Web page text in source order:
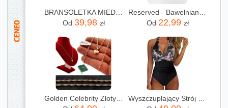
BRANSOLETKA MIEDZIANA COPPER 1089 SATTVA
Od 39,98 zł
Reserved - Bawełniane kolarki - czarny
Od 22,99 zł
Golden Celebrity Złoty Naszyjnik Damski 18K Łańcuszek Zawieszka Serduszko Prezent+
Wyszczuplający Strój Kąpielowy Jednoczęściowy Kostium Damski Push Up L 40